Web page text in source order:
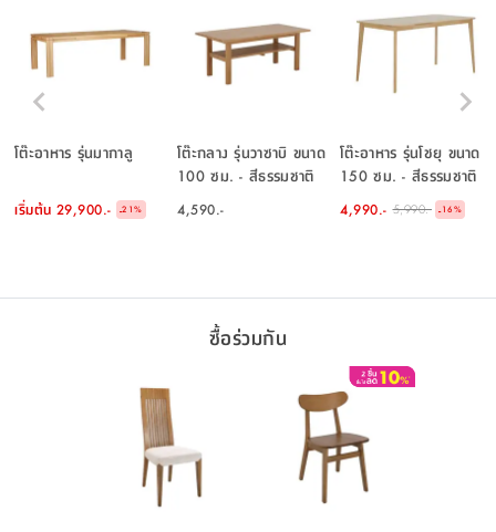
โต๊ะอาหาร รุ่นมากาลู
เริ่มต้น 29,900.- -21%
โต๊ะกลาง รุ่นวาซาบิ ขนาด
100 ซม. - สีธรรมชาติ
4,590.-
โต๊ะอาหาร รุ่นโชยุ ขนาด
150 ซม. - สีธรรมชาติ
4,990.- 5,990.- -16%
ซื้อร่วมกัน